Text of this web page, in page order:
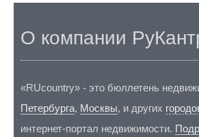
О компании
«RUcountry» - это бюллетень
Петербурга, Москвы, и других
интернет-портал недвижимости.